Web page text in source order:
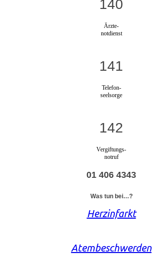
140
Ärzte-
notdienst
141
Telefon-
seelsorge
142
Vergiftungs-
notruf
01 406 4343
Was tun bei…?
Herzinfarkt
Atembeschwerden